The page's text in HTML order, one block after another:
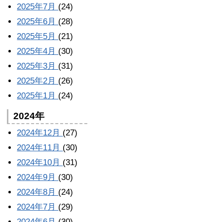
2025年7月 (24)
2025年6月 (28)
2025年5月 (21)
2025年4月 (30)
2025年3月 (31)
2025年2月 (26)
2025年1月 (24)
2024年
2024年12月 (27)
2024年11月 (30)
2024年10月 (31)
2024年9月 (30)
2024年8月 (24)
2024年7月 (29)